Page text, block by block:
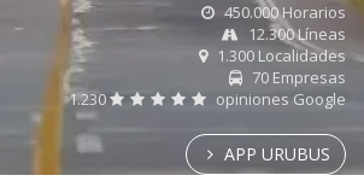
450.000 Horarios
12.300 Líneas
1.300 Localidades
70 Empresas
1.230
opiniones Google
APP URUBUS